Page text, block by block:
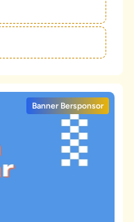
Banner Bersponsor